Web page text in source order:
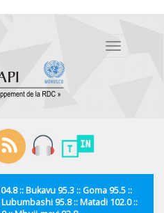
Toggle
:: Bukavu 95.3 :: Goma 95.5 ::
95.8 :: Matadi 102.0 ::